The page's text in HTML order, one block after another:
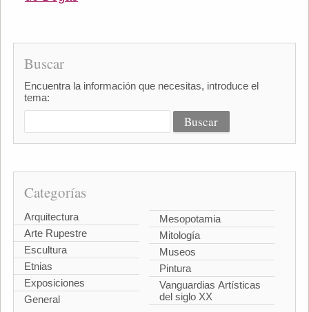
Buscar
Encuentra la información que necesitas, introduce el
tema:
Categorías
Arquitectura
Arte Rupestre
Escultura
Etnias
Exposiciones
General
Mesopotamia
Mitología
Museos
Pintura
Vanguardias Artísticas
del siglo XX